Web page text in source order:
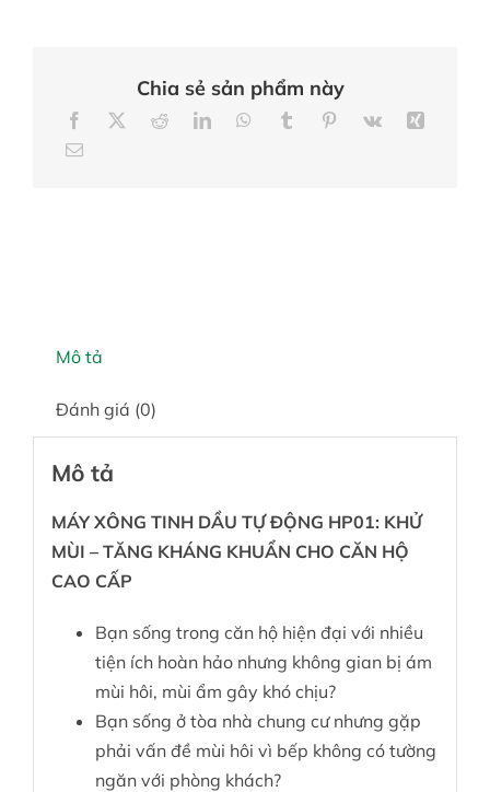
Chia sẻ sản phẩm này
Mô tả
Đánh giá (0)
Mô tả
MÁY XÔNG TINH DẦU TỰ ĐỘNG HP01: KHỬ
MÙI – TĂNG KHÁNG KHUẨN CHO CĂN HỘ
CAO CẤP
Bạn sống trong căn hộ hiện đại với nhiều
tiện ích hoàn hảo nhưng không gian bị ám
mùi hôi, mùi ẩm gây khó chịu?
Bạn sống ở tòa nhà chung cư nhưng gặp
phải vấn đề mùi hôi vì bếp không có tường
ngăn với phòng khách?